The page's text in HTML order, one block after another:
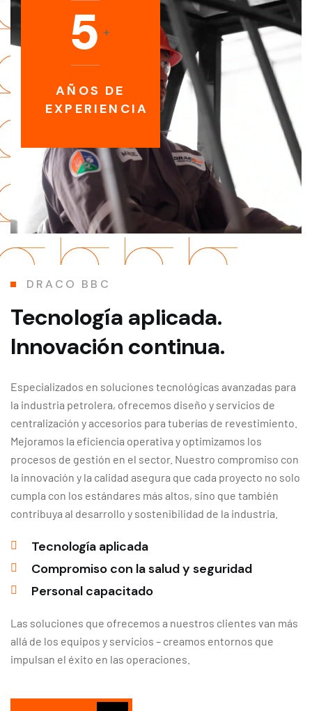
5 +
AÑOS DE
EXPERIENCIA
DRACO BBC
Tecnología aplicada.
Innovación continua.
Especializados en soluciones tecnológicas avanzadas para
la industria petrolera, ofrecemos diseño y servicios de
centralización y accesorios para tuberías de revestimiento.
Mejoramos la eficiencia operativa y optimizamos los
procesos de gestión en el sector. Nuestro compromiso con
la innovación y la calidad asegura que cada proyecto no solo
cumpla con los estándares más altos, sino que también
contribuya al desarrollo y sostenibilidad de la industria.
Tecnología aplicada
Compromiso con la salud y seguridad
Personal capacitado
Las soluciones que ofrecemos a nuestros clientes van más
allá de los equipos y servicios – creamos entornos que
impulsan el éxito en las operaciones.